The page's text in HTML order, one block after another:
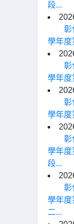
段...
彰
學年度
彰
學年度
彰
學年度
彰
學年度
段...
彰
學年度
二...